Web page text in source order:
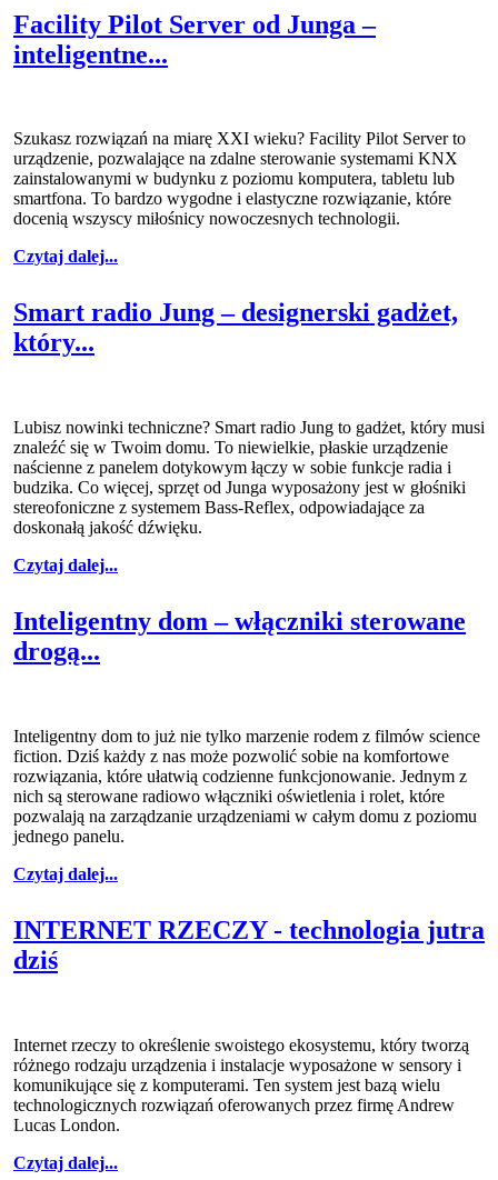
Facility Pilot Server od Junga –
inteligentne...
Szukasz rozwiązań na miarę XXI wieku? Facility Pilot Server to
urządzenie, pozwalające na zdalne sterowanie systemami KNX
zainstalowanymi w budynku z poziomu komputera, tabletu lub
smartfona. To bardzo wygodne i elastyczne rozwiązanie, które
docenią wszyscy miłośnicy nowoczesnych technologii.
Czytaj dalej...
Smart radio Jung – designerski gadżet,
który...
Lubisz nowinki techniczne? Smart radio Jung to gadżet, który musi
znaleźć się w Twoim domu. To niewielkie, płaskie urządzenie
naścienne z panelem dotykowym łączy w sobie funkcje radia i
budzika. Co więcej, sprzęt od Junga wyposażony jest w głośniki
stereofoniczne z systemem Bass-Reflex, odpowiadające za
doskonałą jakość dźwięku.
Czytaj dalej...
Inteligentny dom – włączniki sterowane
drogą...
Inteligentny dom to już nie tylko marzenie rodem z filmów science
fiction. Dziś każdy z nas może pozwolić sobie na komfortowe
rozwiązania, które ułatwią codzienne funkcjonowanie. Jednym z
nich są sterowane radiowo włączniki oświetlenia i rolet, które
pozwalają na zarządzanie urządzeniami w całym domu z poziomu
jednego panelu.
Czytaj dalej...
INTERNET RZECZY - technologia jutra
dziś
Internet rzeczy to określenie swoistego ekosystemu, który tworzą
różnego rodzaju urządzenia i instalacje wyposażone w sensory i
komunikujące się z komputerami. Ten system jest bazą wielu
technologicznych rozwiązań oferowanych przez firmę Andrew
Lucas London.
Czytaj dalej...